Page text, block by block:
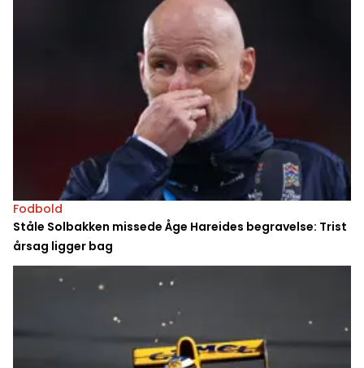
Fodbold
Ståle Solbakken missede Åge Hareides begravelse: Trist
årsag ligger bag